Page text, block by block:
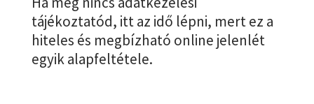
tájékoztatód, itt az idő lépni, mert ez a
hiteles és megbízható online jelenlét
egyik alapfeltétele.